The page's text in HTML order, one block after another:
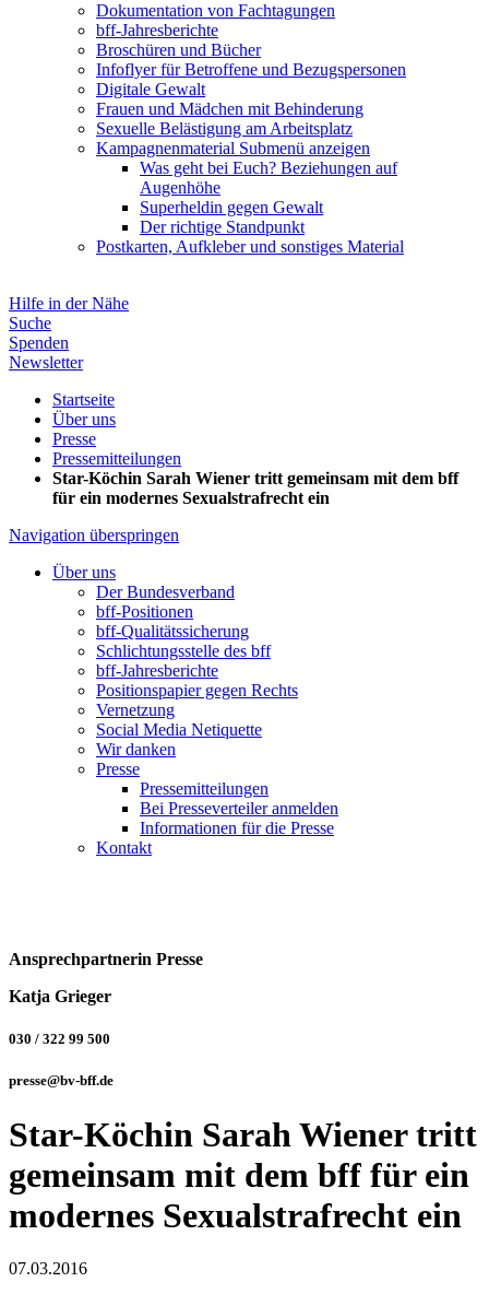
Dokumentation von Fachtagungen
bff-Jahresberichte
Broschüren und Bücher
Infoflyer für Betroffene und Bezugspersonen
Digitale Gewalt
Frauen und Mädchen mit Behinderung
Sexuelle Belästigung am Arbeitsplatz
Kampagnenmaterial Submenü anzeigen
Was geht bei Euch? Beziehungen auf
Augenhöhe
Superheldin gegen Gewalt
Der richtige Standpunkt
Postkarten, Aufkleber und sonstiges Material
Hilfe in der Nähe
Suche
Spenden
Newsletter
Startseite
Über uns
Presse
Pressemitteilungen
Star-Köchin Sarah Wiener tritt gemeinsam mit dem bff
für ein modernes Sexualstrafrecht ein
Navigation überspringen
Über uns
Der Bundesverband
bff-Positionen
bff-Qualitätssicherung
Schlichtungsstelle des bff
bff-Jahresberichte
Positionspapier gegen Rechts
Vernetzung
Social Media Netiquette
Wir danken
Presse
Pressemitteilungen
Bei Presseverteiler anmelden
Informationen für die Presse
Kontakt
Ansprechpartnerin Presse
Katja Grieger
030 / 322 99 500
presse@bv-bff.de
Star-Köchin Sarah Wiener tritt
gemeinsam mit dem bff für ein
modernes Sexualstrafrecht ein
07.03.2016